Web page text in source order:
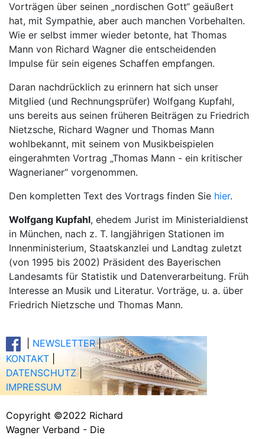
Vorträgen über seinen „nordischen Gott“ geäußert
hat, mit Sympathie, aber auch manchen Vorbehalten.
Wie er selbst immer wieder betonte, hat Thomas
Mann von Richard Wagner die entscheidenden
Impulse für sein eigenes Schaffen empfangen.
Daran nachdrücklich zu erinnern hat sich unser
Mitglied (und Rechnungsprüfer) Wolfgang Kupfahl,
uns bereits aus seinen früheren Beiträgen zu Friedrich
Nietzsche, Richard Wagner und Thomas Mann
wohlbekannt, mit seinem von Musikbeispielen
eingerahmten Vortrag „Thomas Mann - ein kritischer
Wagnerianer“ vorgenommen.
Den kompletten Text des Vortrags finden Sie hier.
Wolfgang Kupfahl, ehedem Jurist im Ministerialdienst
in München, nach z. T. langjährigen Stationen im
Innenministerium, Staatskanzlei und Landtag zuletzt
(von 1995 bis 2002) Präsident des Bayerischen
Landesamts für Statistik und Datenverarbeitung. Früh
Interesse an Musik und Literatur. Vorträge, u. a. über
Friedrich Nietzsche und Thomas Mann.
NEWSLETTER|
KONTAKT
DATENSCHUTZ
IMPRESSUM
Copyright ©2022 Richard
Wagner Verband - Die